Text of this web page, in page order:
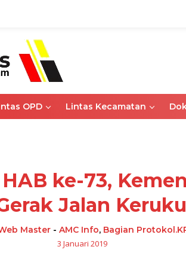
OPD Lintas Kecamatan
ke-73,
Jalan
Master- AMC Info, Bagian
3 Januari 2019